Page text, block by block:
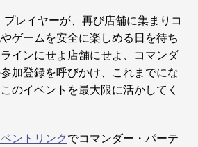
プレイヤーが、再び店舗に集まりコ
ゲームを安全に楽しめる日を待ち
インにせよ店舗にせよ、コマンダ
加登録を呼びかけ、これまでにな
のイベントを最大限に活かしてく
ントリンクでコマンダー・パーテ